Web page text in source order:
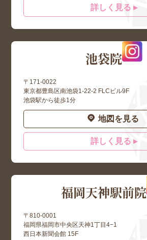
詳しく見る ▸
池袋院
〒171-0022
東京都豊島区南池袋1-22-2 FLCビル9F
池袋駅から徒歩1分
地図を見る
詳しく見る ▸
福岡天神駅前院
〒810-0001
福岡県福岡市中央区天神1丁目4−1
西日本新聞会館 15F